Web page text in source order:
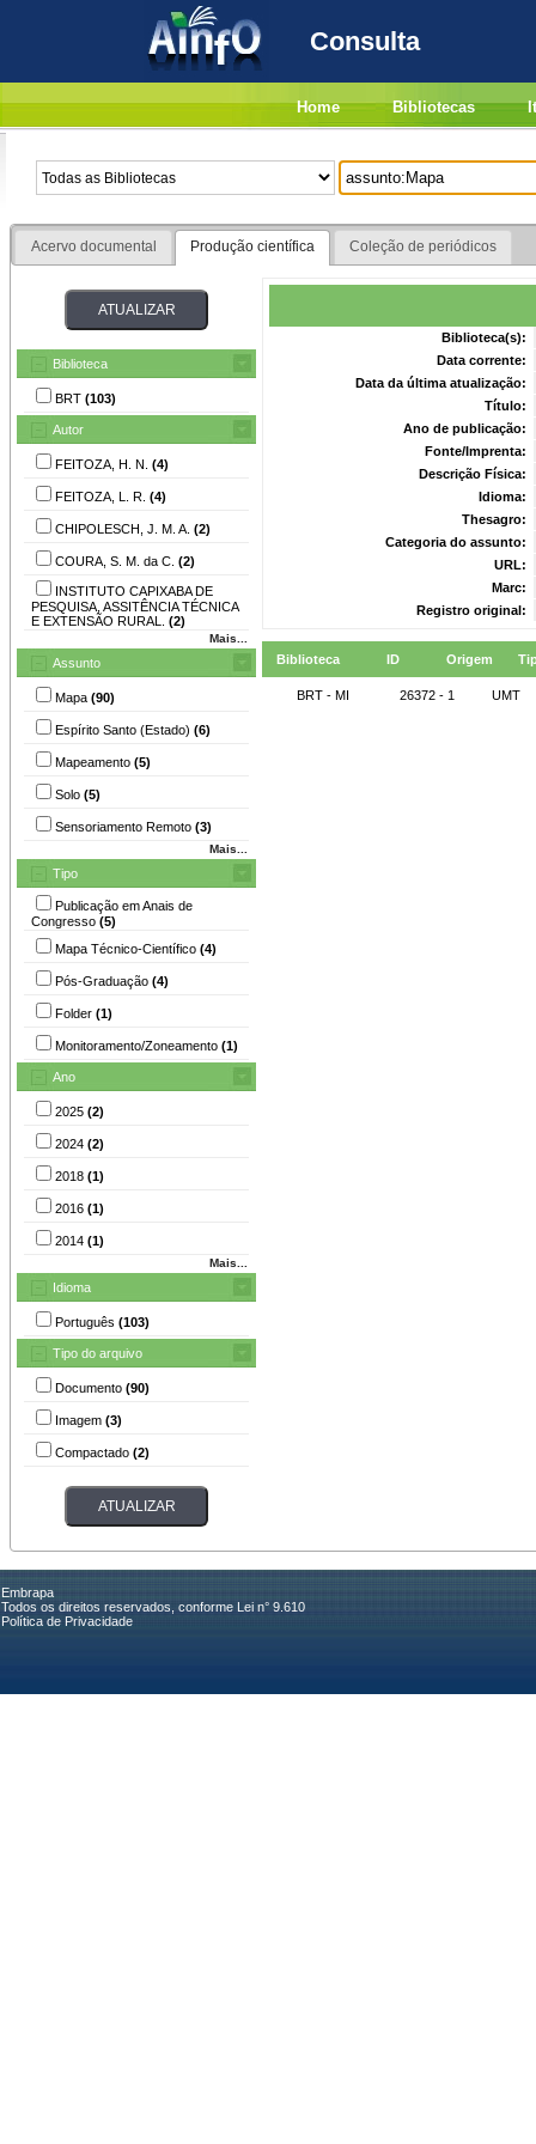
Consulta
Home Bibliotecas
Acervo documental Produção científica Coleção de periódicos
Biblioteca
BRT (103)
Autor
FEITOZA, H. N. (4)
FEITOZA, L. R. (4)
CHIPOLESCH, J. M. A. (2)
COURA, S. M. da C. (2)
INSTITUTO CAPIXABA DE
PESQUISA, ASSITÊNCIA TÉCNICA
E EXTENSÃO RURAL. (2)
Mais...
Assunto
Mapa (90)
Espírito Santo (Estado) (6)
Mapeamento (5)
Solo (5)
Sensoriamento Remoto (3)
Mais...
Tipo
Publicação em Anais de
Congresso (5)
Mapa Técnico-Científico (4)
Pós-Graduação (4)
Folder (1)
Monitoramento/Zoneamento (1)
Ano
2025 (2)
2024 (2)
2018 (1)
2016 (1)
2014 (1)
Mais...
Idioma
Português (103)
Tipo do arquivo
Documento (90)
Imagem (3)
Compactado (2)
Biblioteca(s):
Data corrente:
Data da última atualização:
Título:
Ano de publicação:
Fonte/Imprenta:
Descrição Física:
Idioma:
Thesagro:
Categoria do assunto:
URL:
Marc:
Registro original:
Biblioteca ID Origem
BRT - MI 26372 - 1 UMT
Embrapa
Todos os direitos reservados, conforme Lei n° 9.610
Política de Privacidade